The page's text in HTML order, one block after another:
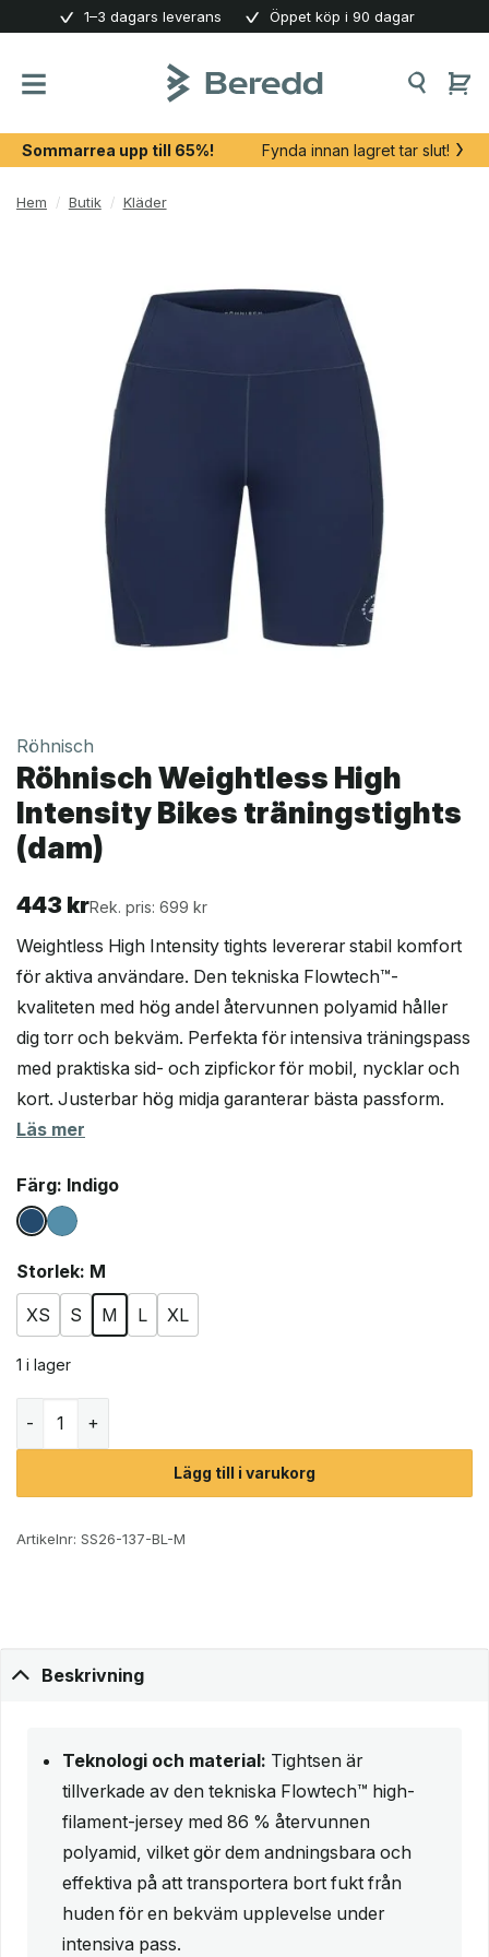
content
1–3 dagars leverans Öppet köp i 90 dagar
Sommarrea upp till 65%! Fynda innan lagret tar slut!
Hem / Butik / Kläder
Röhnisch
Röhnisch Weightless High
Intensity Bikes träningstights
(dam)
443 krRek. pris: 699 kr
Weightless High Intensity tights levererar stabil komfort
för aktiva användare. Den tekniska Flowtech™-
kvaliteten med hög andel återvunnen polyamid håller
dig torr och bekväm. Perfekta för intensiva träningspass
med praktiska sid- och zipfickor för mobil, nycklar och
kort. Justerbar hög midja garanterar bästa passform.
Läs mer
Färg: Indigo
Storlek: M
XS
S M L XL
1 i lager
Lägg till i varukorg
Artikelnr: SS26-137-BL-M
Beskrivning
Teknologi och material: Tightsen är
tillverkade av den tekniska Flowtech™ high-
filament-jersey med 86 % återvunnen
polyamid, vilket gör dem andningsbara och
effektiva på att transportera bort fukt från
huden för en bekväm upplevelse under
intensiva pass.